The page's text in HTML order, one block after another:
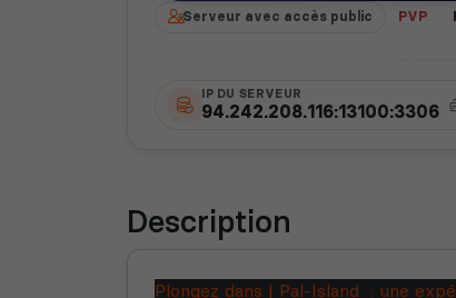
Serveur avec accès public PVP
IP DU SERVEUR
94.242.208.116:13100:3306
Description
Plongez dans | Pal-Island : une